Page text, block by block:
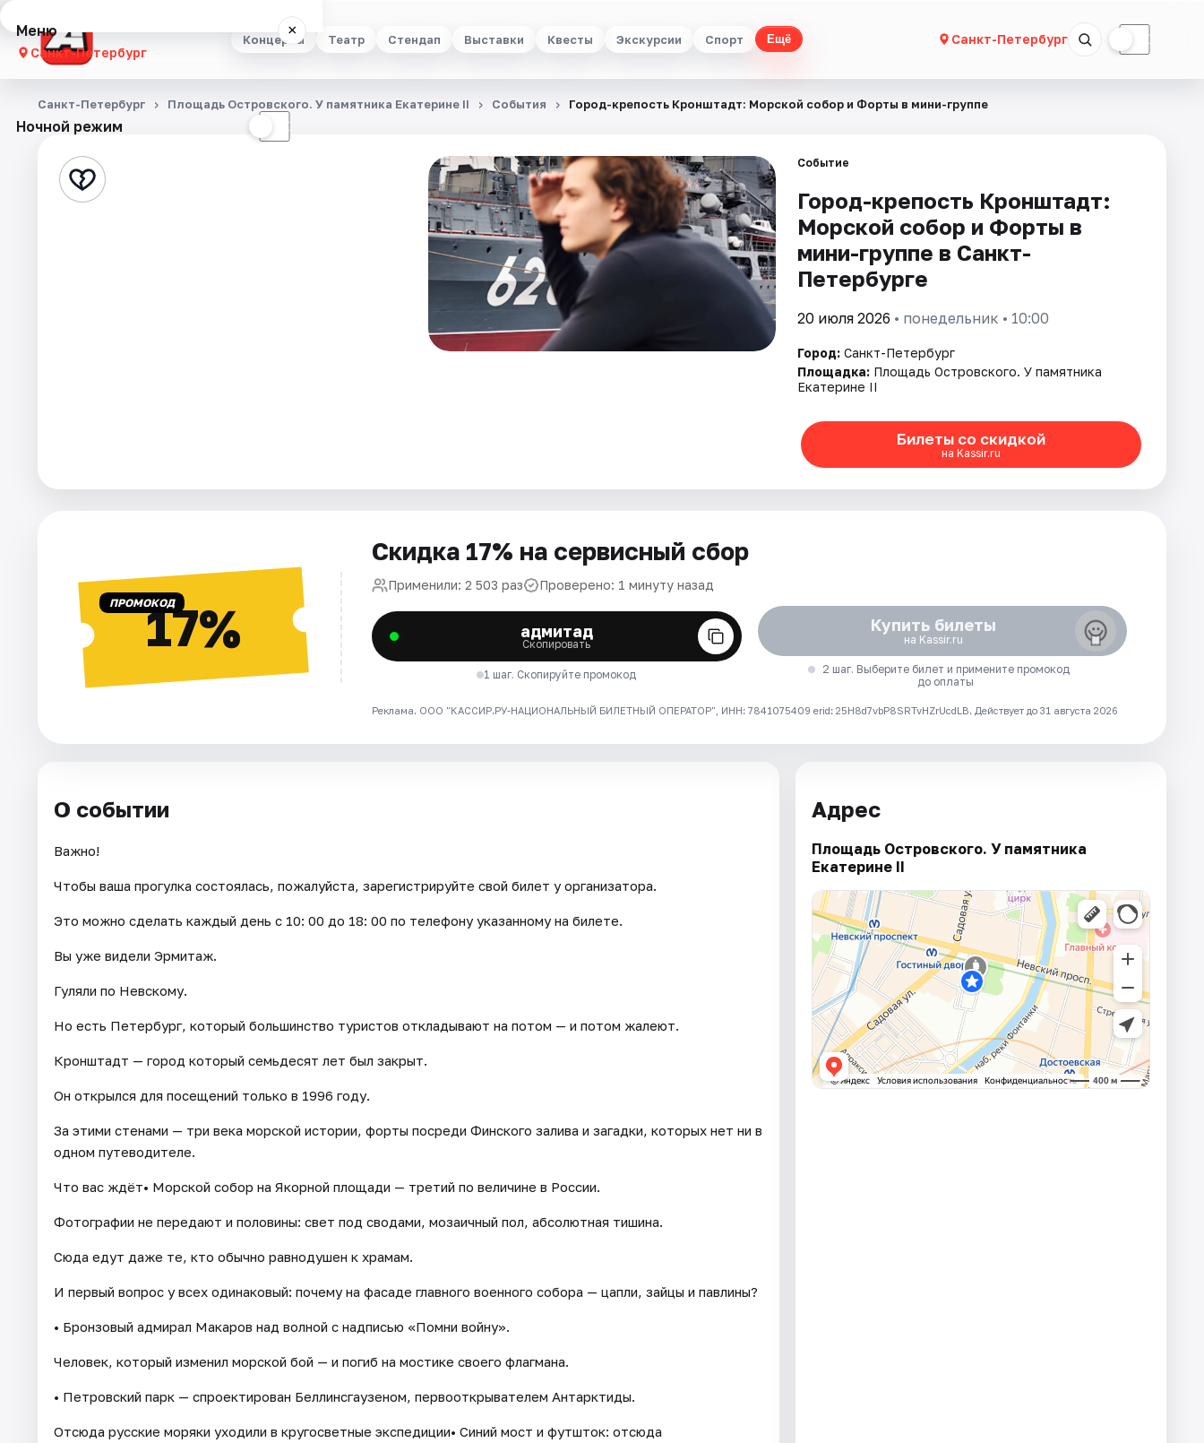
Концерты Театр Стендап Выставки Квесты Экскурсии Спорт Ещё Санкт-Петербург ☾
Меню ×
Санкт-Петербург
Концерты
Стендап
Площадки
Ночной режим ☾
Санкт-Петербург Площадь Островского. У памятника Екатерине II События Город-крепость Кронштадт: Морской собор и Форты в мини-группе
Событие
Город-крепость Кронштадт:
Морской собор и Форты в
мини-группе в Санкт-
Петербурге
20 июля 2026 • понедельник • 10:00
Город: Санкт-Петербург
Площадка: Площадь Островского. У памятника
Екатерине II
Билеты со скидкой
на Kassir.ru
ПРОМОКОД17%
Скидка 17% на сервисный сбор
Применили: 2 503 раз Проверено: 1 минуту назад
адмитад
Скопировать
1 шаг. Скопируйте промокод
Купить билеты
на Kassir.ru
2 шаг. Выберите билет и примените промокод
до оплаты
Реклама. ООО "КАССИР.РУ-НАЦИОНАЛЬНЫЙ БИЛЕТНЫЙ ОПЕРАТОР", ИНН: 7841075409 erid: 25H8d7vbP8SRTvHZrUcdLB. Действует до 31 августа 2026
О событии
Важно!
Чтобы ваша прогулка состоялась, пожалуйста, зарегистрируйте свой билет у организатора.
Это можно сделать каждый день c 10: 00 до 18: 00 по телефону указанному на билете.
Вы уже видели Эрмитаж.
Гуляли по Невскому.
Но есть Петербург, который большинство туристов откладывают на потом — и потом жалеют.
Кронштадт — город который семьдесят лет был закрыт.
Он открылся для посещений только в 1996 году.
За этими стенами — три века морской истории, форты посреди Финского залива и загадки, которых нет ни в
одном путеводителе.
Что вас ждёт• Морской собор на Якорной площади — третий по величине в России.
Фотографии не передают и половины: свет под сводами, мозаичный пол, абсолютная тишина.
Сюда едут даже те, кто обычно равнодушен к храмам.
И первый вопрос у всех одинаковый: почему на фасаде главного военного собора — цапли, зайцы и павлины?
• Бронзовый адмирал Макаров над волной с надписью «Помни войну».
Человек, который изменил морской бой — и погиб на мостике своего флагмана.
• Петровский парк — спроектирован Беллинсгаузеном, первооткрывателем Антарктиды.
Отсюда русские моряки уходили в кругосветные экспедиции• Синий мост и футшток: отсюда
Адрес
Площадь Островского. У памятника
Екатерине II